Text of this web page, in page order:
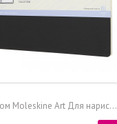
Moleskine Art Для нарис...